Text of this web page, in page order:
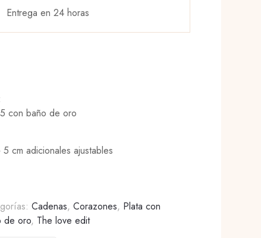
Entrega en 24 horas
con baño de oro
cm adicionales ajustables
Cadenas, Corazones, Plata con
de oro, The love edit